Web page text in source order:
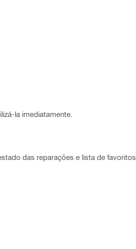
la imediatamente.
das reparações e lista de